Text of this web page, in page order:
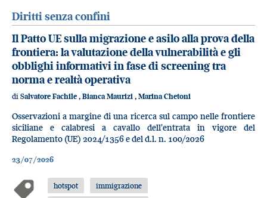
Diritti senza confini
Il Patto UE sulla migrazione e asilo alla prova della
frontiera: la valutazione della vulnerabilità e gli
obblighi informativi in fase di screening tra
norma e realtà operativa
di Salvatore Fachile , Bianca Maurizi , Marina Chetoni
Osservazioni a margine di una ricerca sul campo nelle frontiere
siciliane e calabresi a cavallo dell'entrata in vigore del
Regolamento (UE) 2024/1356 e del d.l. n. 100/2026
23/07/2026
hotspot
immigrazione